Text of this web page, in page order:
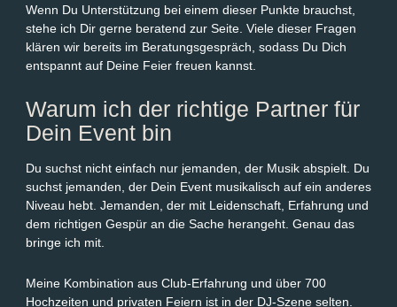
Wenn Du Unterstützung bei einem dieser Punkte brauchst,
stehe ich Dir gerne beratend zur Seite. Viele dieser Fragen
klären wir bereits im Beratungsgespräch, sodass Du Dich
entspannt auf Deine Feier freuen kannst.
Warum ich der richtige Partner für
Dein Event bin
Du suchst nicht einfach nur jemanden, der Musik abspielt. Du
suchst jemanden, der Dein Event musikalisch auf ein anderes
Niveau hebt. Jemanden, der mit Leidenschaft, Erfahrung und
dem richtigen Gespür an die Sache herangeht. Genau das
bringe ich mit.
Meine Kombination aus Club-Erfahrung und über 700
Hochzeiten und privaten Feiern ist in der DJ-Szene selten.